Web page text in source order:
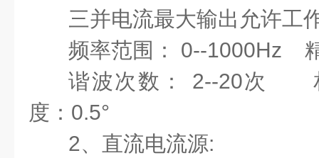
三并电流最大输出允许工
频率范围：
0--1000Hz
谐波次数：
2--20次
度：0.5°
2、直流电流源: